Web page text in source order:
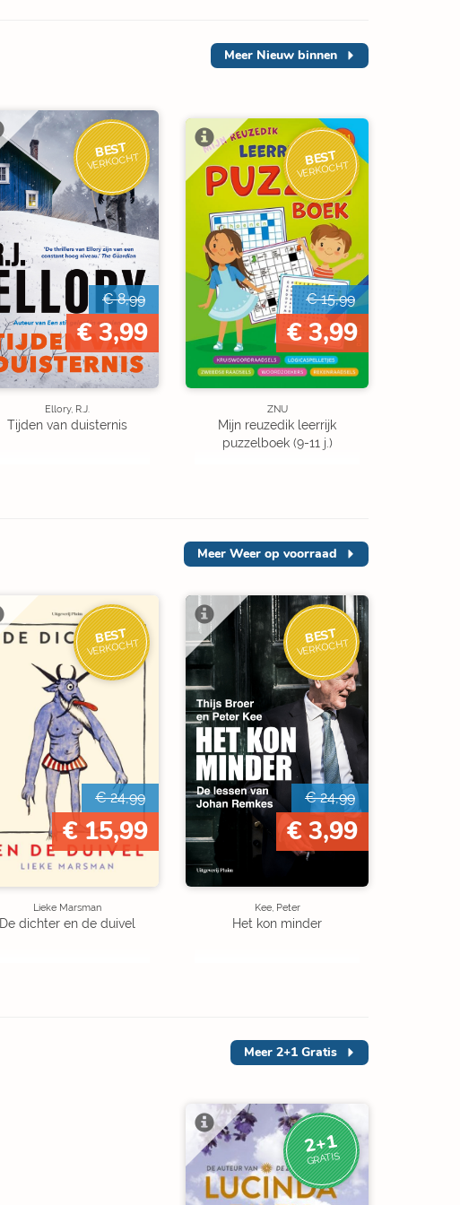
Meer Nieuw binnen
BEST
VERKOCHT
€ 8,99
€ 3,99
Ellory, R.J.
Tijden van duisternis
BEST
VERKOCHT
€ 15,99
€ 3,99
ZNU
Mijn reuzedik leerrijk
puzzelboek (9-11 j.)
Meer Weer op voorraad
BEST
VERKOCHT
€ 24,99
€ 15,99
Lieke Marsman
De dichter en de duivel
BEST
VERKOCHT
€ 24,99
€ 3,99
Kee, Peter
Het kon minder
Meer 2+1 Gratis
2+1
GRATIS